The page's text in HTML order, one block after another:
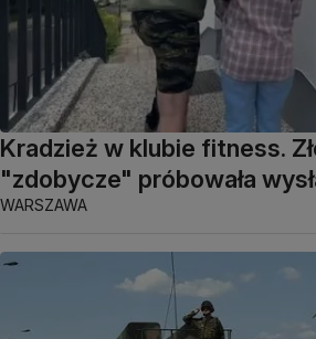
Kradzież w klubie fitness.
"zdobycze" próbowała
WARSZAWA